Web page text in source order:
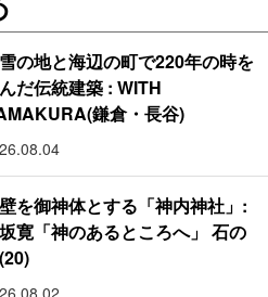
の地と海辺の町で220年の時を
だ伝統建築 : WITH
鎌倉・長谷)
を御神体とする「神内神社」:
寛「神のあるところへ」 石の